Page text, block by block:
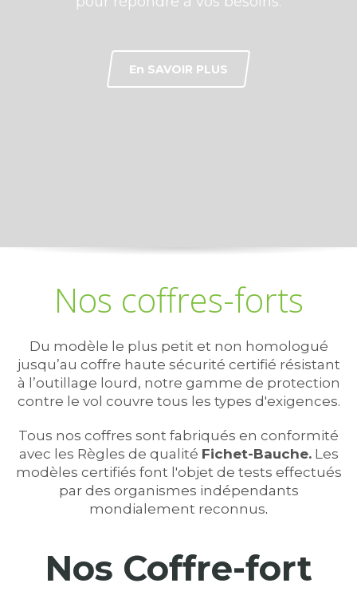
Tél: 04 93 84 47 23
En SAVOIR PLUS
Nos coffres-forts
Du modèle le plus petit et non homologué
jusqu’au coffre haute sécurité certifié résistant
à l’outillage lourd, notre gamme de protection
contre le vol couvre tous les types d'exigences.
Tous nos coffres sont fabriqués en conformité
avec les Règles de qualité Fichet-Bauche.Les
modèles certifiés font l'objet de tests effectués
par des organismes indépendants
mondialement reconnus.
Nos Coffre-fort